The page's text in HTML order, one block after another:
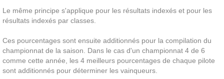
Le même principe s'applique pour les résultats indexés et pour les
résultats indexés par classes.
Ces pourcentages sont ensuite additionnés pour la compilation du
championnat de la saison. Dans le cas d'un championnat 4 de 6
comme cette année, les 4 meilleurs pourcentages de chaque pilote
sont additionnés pour déterminer les vainqueurs.